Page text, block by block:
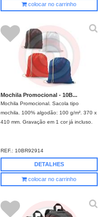
colocar no carrinho
Mochila Promocional - 10B...
Mochila Promocional. Sacola tipo
mochila. 100% algodão: 100 g/m². 370 x
410 mm. Gravação em 1 cor já incluso.
REF.:10BR92914
DETALHES
colocar no carrinho